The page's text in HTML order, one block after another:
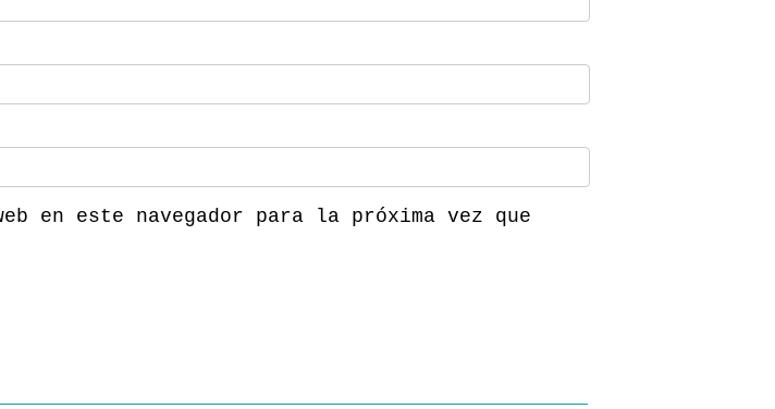
en este navegador para la próxima vez que